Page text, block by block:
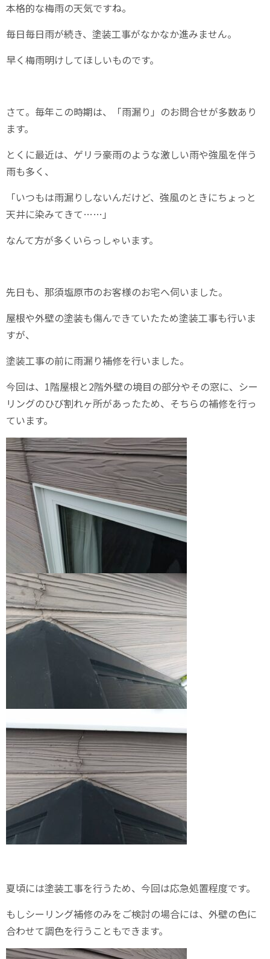
本格的な梅雨の天気ですね。
毎日毎日雨が続き、塗装工事がなかなか進みません。
早く梅雨明けしてほしいものです。
さて。毎年この時期は、「雨漏り」のお問合せが多数あり
ます。
とくに最近は、ゲリラ豪雨のような激しい雨や強風を伴う
雨も多く、
「いつもは雨漏りしないんだけど、強風のときにちょっと
天井に染みてきて……」
なんて方が多くいらっしゃいます。
先日も、那須塩原市のお客様のお宅へ伺いました。
屋根や外壁の塗装も傷んできていたため塗装工事も行いま
すが、
塗装工事の前に雨漏り補修を行いました。
今回は、1階屋根と2階外壁の境目の部分やその窓に、シー
リングのひび割れヶ所があったため、そちらの補修を行っ
ています。
夏頃には塗装工事を行うため、今回は応急処置程度です。
もしシーリング補修のみをご検討の場合には、外壁の色に
合わせて調色を行うこともできます。